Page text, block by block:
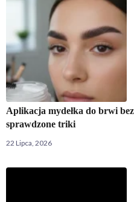
Aplikacja mydełka do brwi
sprawdzone triki
22 Lipca, 2026